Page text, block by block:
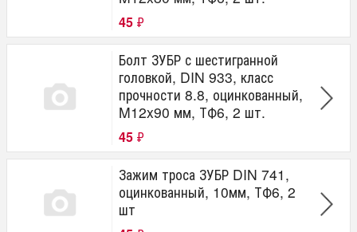
45 ₽
Болт ЗУБР с шестигранной
головкой, DIN 933, класс
прочности 8.8, оцинкованный,
M12x90 мм, ТФ6, 2 шт.
45 ₽
Зажим троса ЗУБР DIN 741,
оцинкованный, 10мм, ТФ6, 2
шт